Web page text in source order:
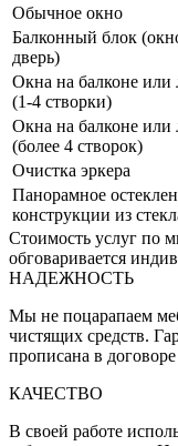
Обычное окно
Балконный блок
дверь)
Окна на балконе или
(1-4 створки)
Окна на балконе или
(более 4 створок)
Очистка эркера
Панорамное
конструкции из
Стоимость услуг по
обговаривается
НАДЕЖНОСТЬ
Мы не поцарапаем
чистящих средств.
прописана в договоре
КАЧЕСТВО
В своей работе